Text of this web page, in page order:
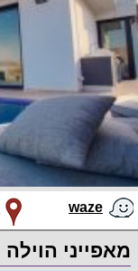
waze
מאפייני הוילה